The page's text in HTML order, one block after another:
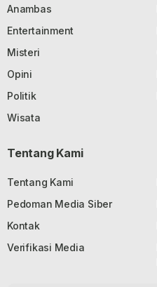
Anambas
Entertainment
Misteri
Opini
Politik
Wisata
Tentang Kami
Tentang Kami
Pedoman Media Siber
Kontak
Verifikasi Media